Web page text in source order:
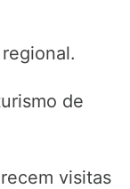
de
visitas